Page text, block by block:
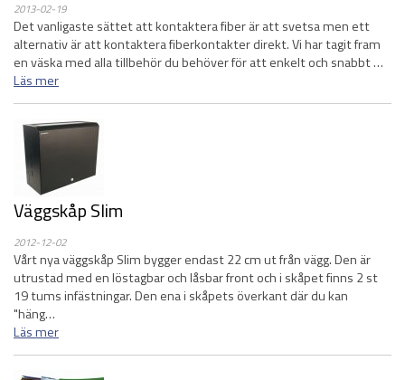
2013-02-19
Det vanligaste sättet att kontaktera fiber är att svetsa men ett
alternativ är att kontaktera fiberkontakter direkt. Vi har tagit fram
en väska med alla tillbehör du behöver för att enkelt och snabbt …
Läs mer
Väggskåp Slim
2012-12-02
Vårt nya väggskåp Slim bygger endast 22 cm ut från vägg. Den är
utrustad med en löstagbar och låsbar front och i skåpet finns 2 st
19 tums infästningar. Den ena i skåpets överkant där du kan
"häng…
Läs mer